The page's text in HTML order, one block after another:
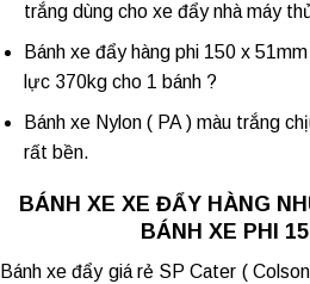
trắng dùng cho xe đẩy nhà máy
Bánh xe đẩy hàng phi 150 x
lực 370kg cho 1 bánh ?
Bánh xe Nylon( PA ) màu trắng
rất bền.
BÁNH XE XE ĐẨY HÀNG
BÁNH XE PHI
Bánh xe đẩy giá rẻ SP Cater (